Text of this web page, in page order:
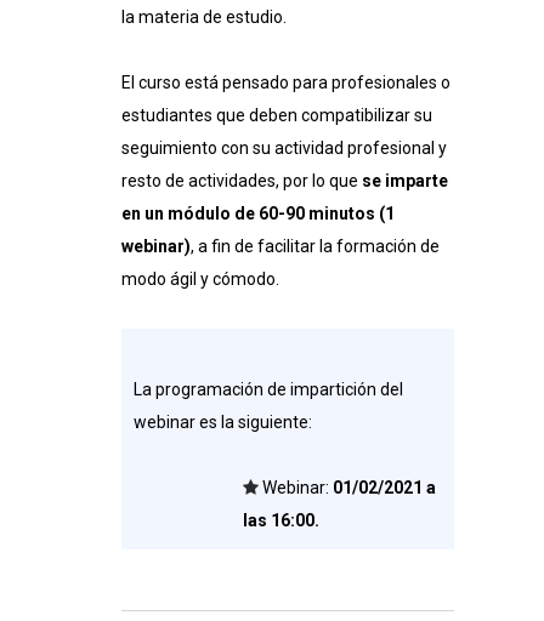
la materia de estudio.
El curso está pensado para profesionales o
estudiantes que deben compatibilizar su
seguimiento con su actividad profesional y
resto de actividades, por lo que se imparte
en un módulo de 60-90 minutos (1
webinar), a fin de facilitar la formación de
modo ágil y cómodo.
La programación de impartición del
webinar es la siguiente:
Webinar: 01/02/2021 a
las 16:00.